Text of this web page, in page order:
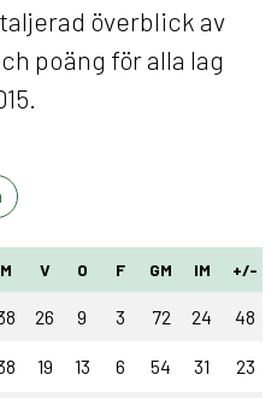
överblick av
poäng för alla lag
M V O F GM IM +/-
26 9 3 72 24 48
19 13 6 54 31 23